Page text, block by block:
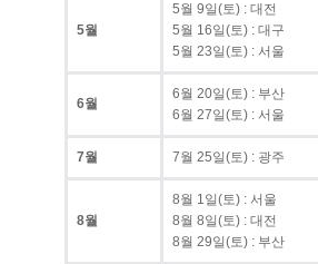
5월
5월 9일(토) : 대전
5월 16일(토) : 대구
5월 23일(토) : 서울
6월
6월 20일(토) : 부산
6월 27일(토) : 서울
7월 7월 25일(토) : 광주
8월
8월 1일(토) : 서울
8월 8일(토) : 대전
8월 29일(토) : 부산